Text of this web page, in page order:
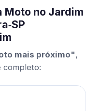
Moto no Jardim
mais próximo",
completo: